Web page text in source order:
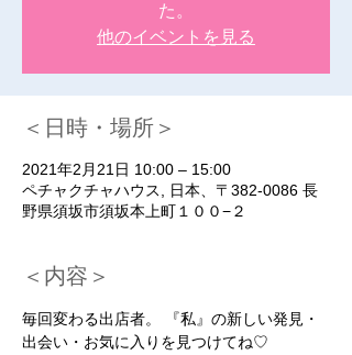
た。
他のイベントを見る
＜日時・場所＞
2021年2月21日 10:00 – 15:00
ペチャクチャハウス, 日本、〒382-0086 長
野県須坂市須坂本上町１００−２
＜内容＞
毎回変わる出店者。 『私』の新しい発見・
出会い・お気に入りを見つけてね♡